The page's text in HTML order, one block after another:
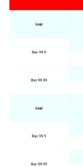
Media Chính
Media Xã hội
Media Pháp
Media Du lịch
Media Thế giới